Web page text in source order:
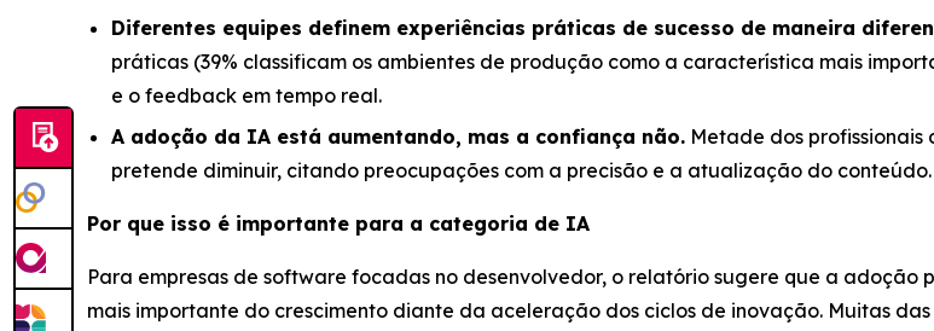
Diferentes equipes definem experiências práticas de sucesso de maneira
práticas (39% classificam os ambientes de produção como a característica mais
e o feedback em tempo real.
A adoção da IA está aumentando, mas a confiança não. Metade dos profissionais
pretende diminuir, citando preocupações com a precisão e a atualização do conteúdo.
Por que isso é importante para a categoria de IA
Para empresas de software focadas no desenvolvedor, o relatório sugere que a
mais importante do crescimento diante da aceleração dos ciclos de inovação. Muitas